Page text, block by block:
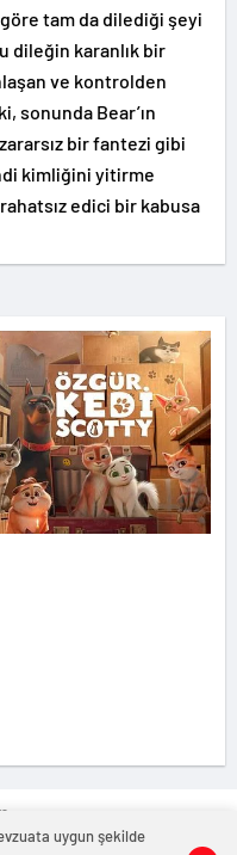
tam da dilediği şeyi
dileğin karanlık bir
ve kontrolden
sonunda Bear’ın
bir fantezi gibi
kimliğini yitirme
edici bir kabusa
uygun şekilde